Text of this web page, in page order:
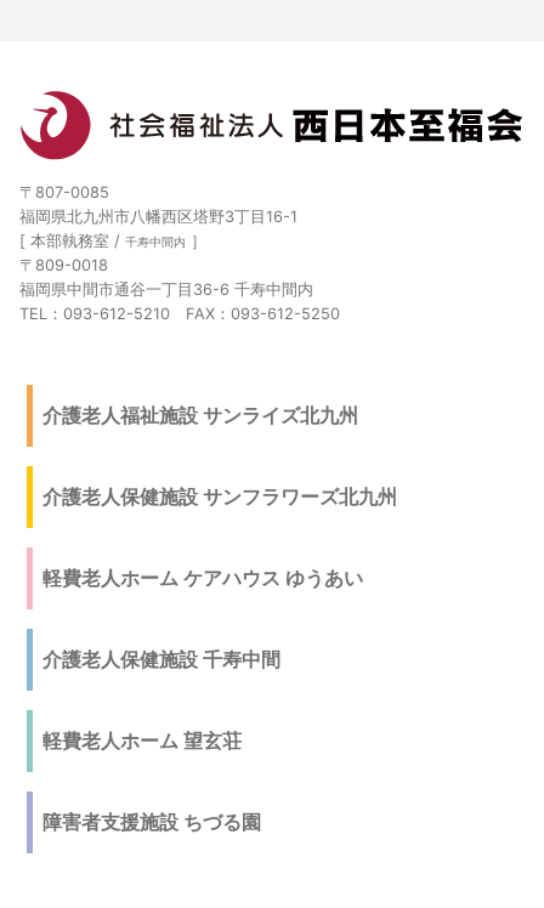
〒807-0085
福岡県北九州市八幡西区塔野3丁目16-1
[ 本部執務室 / 千寿中間内 ］
〒809-0018
福岡県中間市通谷一丁目36-6 千寿中間内
TEL：093-612-5210 FAX：093-612-5250
介護老人福祉施設 サンライズ北九州
介護老人保健施設 サンフラワーズ北九州
軽費老人ホーム ケアハウス ゆうあい
介護老人保健施設 千寿中間
軽費老人ホーム 望玄荘
障害者支援施設 ちづる園